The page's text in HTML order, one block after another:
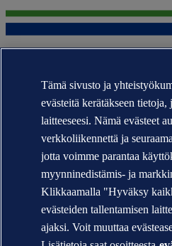
Tavaramerkit DNV GL®, DNV®,
Veritas® ovat Det Norske Veritas -
omaisuutta. Kaikki oikeudet
WHEN TRUST MATTERS
Tämä sivusto ja
evästeitä kerätäkseen tietoja,
laitteeseesi. Nämä evästeet
verkkoliikennettä ja
jotta voimme parantaa
myynninedistämis- ja
Klikkaamalla "Hyväksy
evästeiden tallentamisen
ajaksi. Voit muuttaa